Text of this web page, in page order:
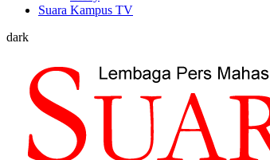
Suara Kampus TV
dark